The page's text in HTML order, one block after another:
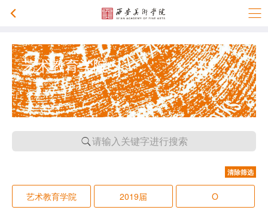
艺术教育学院
请输入关键字进行搜索
清除筛选
艺术教育学院 2019届 O